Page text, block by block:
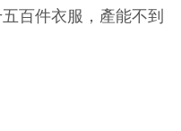
百件衣服，產能不到